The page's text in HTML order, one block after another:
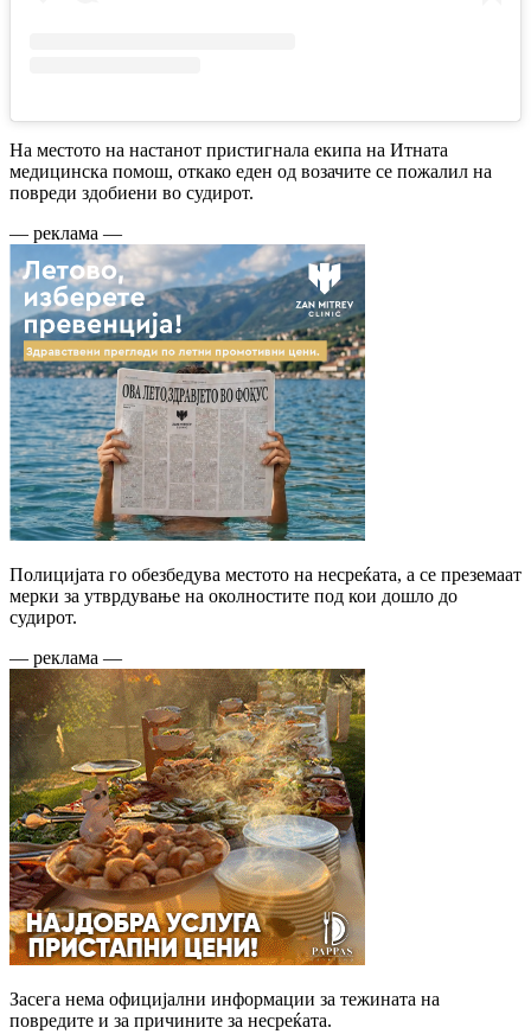
На местото на настанот пристигнала екипа на Итната
медицинска помош, откако еден од возачите се пожалил на
повреди здобиени во судирот.
— реклама —
Полицијата го обезбедува местото на несреќата, а се преземаат
мерки за утврдување на околностите под кои дошло до
судирот.
— реклама —
Засега нема официјални информации за тежината на
повредите и за причините за несреќата.